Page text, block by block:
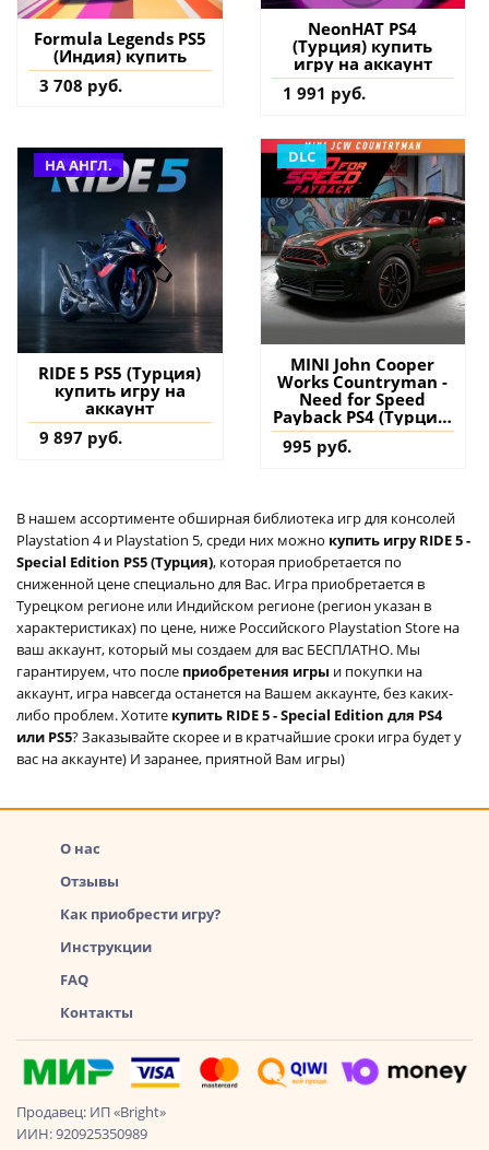
Formula Legends PS5
(Индия) купить
3 708 руб.
NeonHAT PS4
(Турция) купить
игру на аккаунт
1 991 руб.
НА АНГЛ.
RIDE 5 PS5 (Турция)
купить игру на
аккаунт
9 897 руб.
DLC
MINI John Cooper
Works Countryman -
Need for Speed
Payback PS4 (Турция)
купить дополнение
на аккаунт
995 руб.
В нашем ассортименте обширная библиотека игр для консолей
Playstation 4 и Playstation 5, среди них можно купить игру RIDE 5 -
Special Edition PS5 (Турция), которая приобретается по
сниженной цене специально для Вас. Игра приобретается в
Турецком регионе или Индийском регионе (регион указан в
характеристиках) по цене, ниже Российского Playstation Store на
ваш аккаунт, который мы создаем для вас БЕСПЛАТНО. Мы
гарантируем, что после приобретения игры и покупки на
аккаунт, игра навсегда останется на Вашем аккаунте, без каких-
либо проблем. Хотите купить RIDE 5 - Special Edition для PS4
или PS5? Заказывайте скорее и в кратчайшие сроки игра будет у
вас на аккаунте) И заранее, приятной Вам игры)
О нас
Отзывы
Как приобрести игру?
Инструкции
FAQ
Контакты
Продавец: ИП «Bright»
ИИН: 920925350989